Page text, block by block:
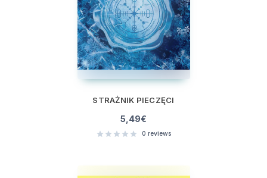
STRAŻNIK PIECZĘCI
5,49€
0 reviews